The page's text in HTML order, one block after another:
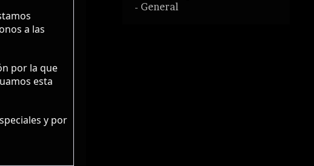
a las
por la que
esta
y por
- General